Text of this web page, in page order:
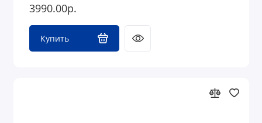
3990.00р.
Купить